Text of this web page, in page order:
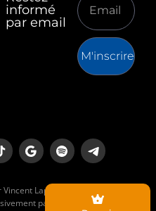
informé
par email
M'inscrire
Lapierre est un média
par ses lecteurs.